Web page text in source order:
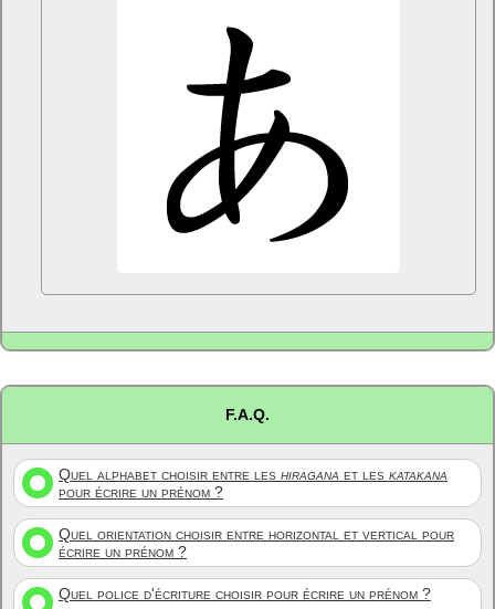
F.A.Q.
Quel alphabet choisir entre les hiragana et les katakana
pour écrire un prénom ?
Quel orientation choisir entre horizontal et vertical pour
écrire un prénom ?
Quel police d'écriture choisir pour écrire un prénom ?